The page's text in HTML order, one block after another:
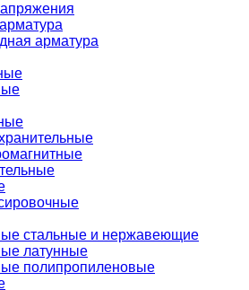
арматура
стальные и нержавеющие
латунные
полипропиленовые